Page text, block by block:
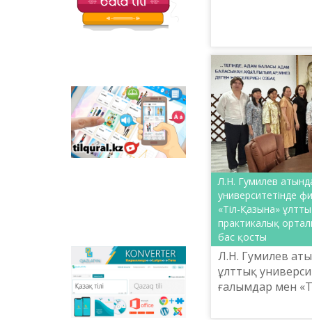
балаларға арналған
қызықты тапсырмалар
мен қазақ тіліндегі
Tilqural.kz –
мемлекеттік тілді
деңгейлеп үйренуге
арналған веб-
сервис. Сайтта А1
Qazlatyn.kz –
мәтіндерді кирилден
латынға және төте
жазуға онлайн түрде
сәйкестендіретін
Л.Н. Гумилев
университетінде
«Тіл-Қазына»
практикалық
бас қосты
Л.Н. Гумилев
ұлттық
ғалымдар мен